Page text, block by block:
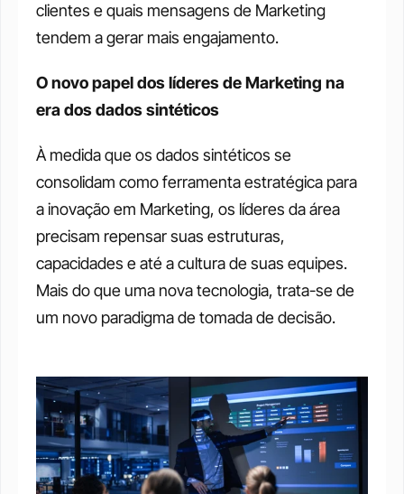
clientes e quais mensagens de Marketing
tendem a gerar mais engajamento.
O novo papel dos líderes de Marketing na
era dos dados sintéticos
À medida que os dados sintéticos se
consolidam como ferramenta estratégica para
a inovação em Marketing, os líderes da área
precisam repensar suas estruturas,
capacidades e até a cultura de suas equipes.
Mais do que uma nova tecnologia, trata-se de
um novo paradigma de tomada de decisão.